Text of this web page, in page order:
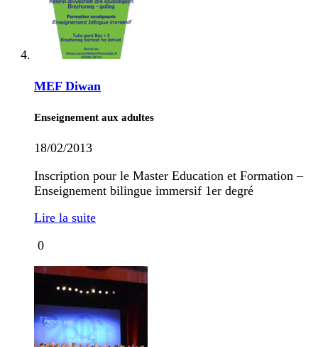
MEF Diwan
Enseignement aux adultes
18/02/2013
Inscription pour le Master Education et Formation –
Enseignement bilingue immersif 1er degré
Lire la suite
0